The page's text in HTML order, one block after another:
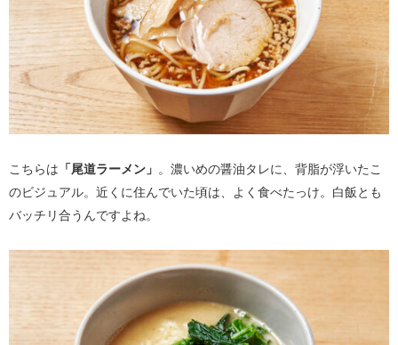
こちらは 「尾道ラーメン」 。濃いめの醤油タレに、背脂が浮いたこ
のビジュアル。近くに住んでいた頃は、よく食べたっけ。白飯とも
バッチリ合うんですよね。